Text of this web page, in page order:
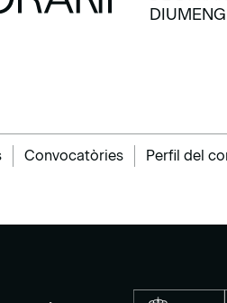
Convocatòries Perfil del